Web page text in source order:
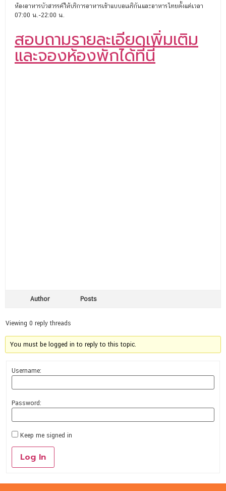
ห้องอาหารบัวสวรรค์ให้บริการอาหารเช้าแบบอเมริกันและอาหารไทยตั้งแต่เวลา
07:00 น.-22:00 น.
สอบถามรายละเอียดเพิ่มเติม
และจองห้องพักได้ที่นี่
Author Posts
Viewing 0 reply threads
You must be logged in to reply to this topic.
Username:
Password:
Keep me signed in
Log In